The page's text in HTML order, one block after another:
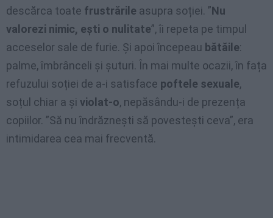
descărca toate frustrările asupra soției. ”Nu
valorezi nimic, ești o nulitate”, îi repeta pe timpul
acceselor sale de furie. Și apoi începeau bătăile:
palme, îmbrânceli și șuturi. În mai multe ocazii, în fața
refuzului soției de a-i satisface poftele sexuale,
soțul chiar a și violat-o, nepăsându-i de prezența
copiilor. ”Să nu îndrăznești să povestești ceva”, era
intimidarea cea mai frecventă.